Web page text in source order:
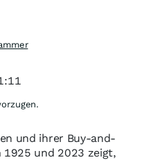
und ihrer Buy-and-
und 2023 zeigt,